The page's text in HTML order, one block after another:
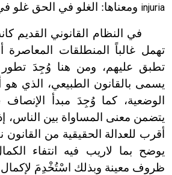
injuria ومعناها: الغلو في الحق غلو
في النظام القانوني القديم
تهمل غالباً المنطلقات المعاصرة
تطبق عليهم، ومن هنا وُجِدَ تطور
يسمى بالقانون الطبيعي، الذي
الوضعية، كما وُجِدَ مبدأ الإنصاف
يتضمن معنى المساواة بين الناس،
أقرب للعدالة الحقيقية من
يوضح بما لاريب فيه انتفاء
ظروف معينة وبذلك اسْتُخْدِمَ لإكمال